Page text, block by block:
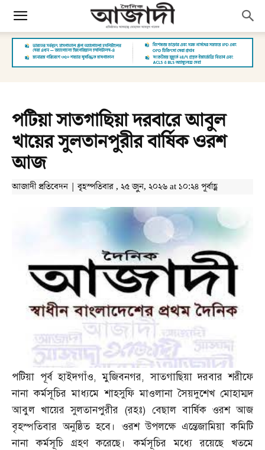
পটিয়া সাতগাছিয়া দরবারে আবুল
খায়ের সুলতানপুরীর বার্ষিক ওরশ
আজ
আজাদী প্রতিবেদন | বৃহস্পতিবার , ২৫ জুন, ২০২৬ at ১০:২৪ পূর্বাহ্ণ
পটিয়া পূর্ব হাইদগাঁও,মুজিবনগর,সাতগাছিয়া দরবার শরীফে
নানা কর্মসূচির মাধ্যমে শাহসুফি মাওলানা সৈয়দুশেখ মোহাম্মদ
আবুল খায়ের সুলতানপুরীর (রহঃ) বেছাল বার্ষিক ওরশ আজ
বৃহস্পতিবার অনুষ্ঠিত হবে। ওরশ উপলক্ষে এন্তেজামিয়া কমিটি
নানা কর্মসূচি গ্রহণ করেছে। কর্মসূচির মধ্যে রয়েছে খতমে